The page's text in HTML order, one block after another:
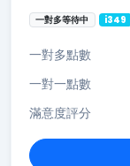
一對多等待中 i349
一對多點數
一對一點數
滿意度評分